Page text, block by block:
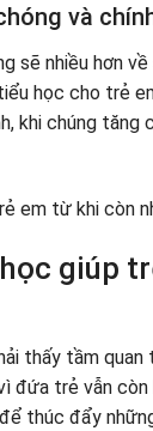
và
sẽ nhiều hơn
học cho trẻ
khi chúng tăng
giúp
thấy tầm
đứa trẻ vẫn
thúc đẩy